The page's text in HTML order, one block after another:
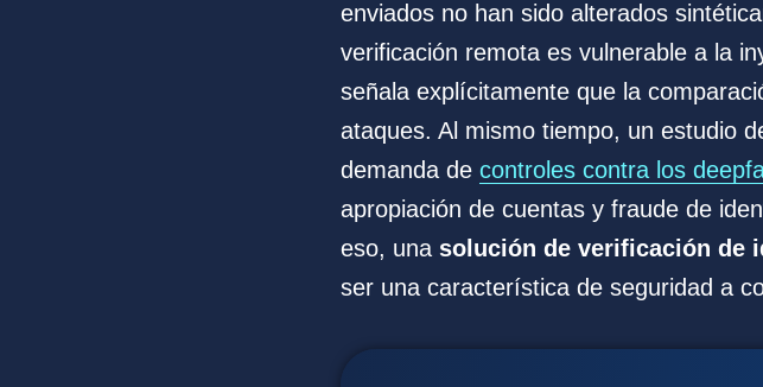
enviados no han sido alterados
verificación remota es vulnerable a la
señala explícitamente que la
ataques. Al mismo tiempo, un estudio
demanda de controles contra los
apropiación de cuentas y fraude de
eso, una solución de verificación de
ser una característica de seguridad a